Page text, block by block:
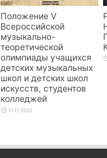
Положение V
Всероссийской
музыкально-
теоретической
олимпиады учащихся
детских музыкальных
школ и детских школ
искусств, студентов
колледжей
11.11.2022